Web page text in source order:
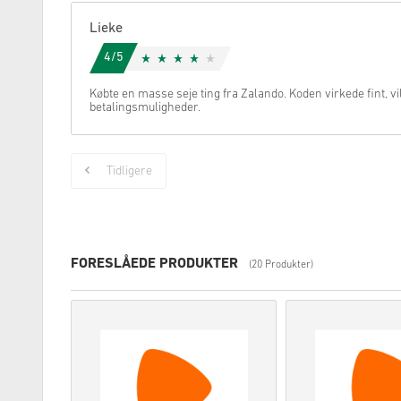
Lieke
4/5
Købte en masse seje ting fra Zalando. Koden virkede fint,
betalingsmuligheder.
Tidligere
FORESLÅEDE PRODUKTER (20 Produkter)